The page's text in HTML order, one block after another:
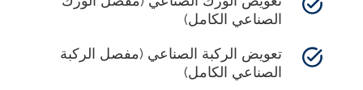
الصناعي الكامل)
تعويض الركبة الصناعي (مفصل الركبة
الصناعي الكامل)